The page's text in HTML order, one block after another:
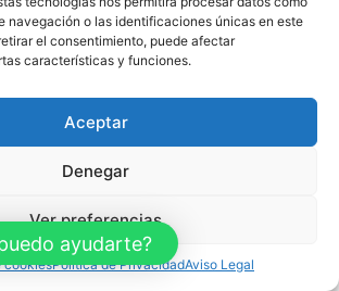
navegación o las identificaciones únicas en este
el consentimiento, puede afectar
características y funciones.
Aceptar
Denegar
Ver preferencias
cookiesPolítica de PrivacidadAviso Legal
de Empresas – Todos los derechos reservados.
ayudarte?